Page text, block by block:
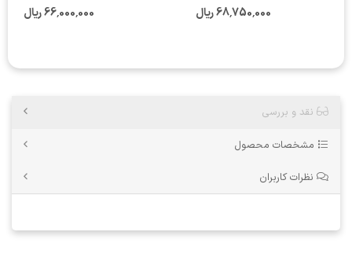
68٬750٬000 ریال 66٬000٬000 ریال
نقد و بررسی
مشخصات محصول
نظرات کاربران